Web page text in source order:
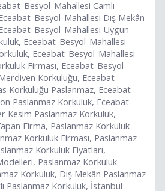
Besyol-Mahallesi Camlı
Besyol-Mahallesi Dış Mekân
Besyol-Mahallesi Uygun
Eceabat-Besyol-Mahallesi
Eceabat-Besyol-Mahallesi
Firması, Eceabat-Besyol-
Korkuluğu, Eceabat-
Korkuluğu Paslanmaz, Eceabat-
Paslanmaz Korkuluk, Eceabat-
Kesim Paslanmaz Korkuluk,
Firma, Paslanmaz Korkuluk
Korkuluk Firması, Paslanmaz
Korkuluk Fiyatları,
Paslanmaz Korkuluk
Korkuluk, Dış Mekân Paslanmaz
Paslanmaz Korkuluk, İstanbul